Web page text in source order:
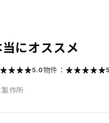
にオススメ
5.0物件：
作所